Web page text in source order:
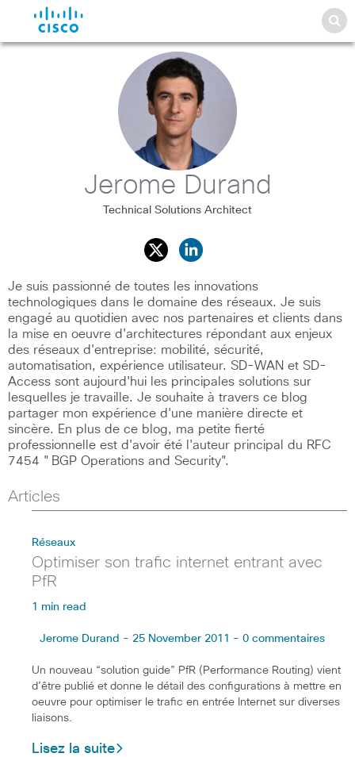
Jerome Durand
Technical Solutions Architect
Je suis passionné de toutes les innovations
technologiques dans le domaine des réseaux. Je suis
engagé au quotidien avec nos partenaires et clients dans
la mise en oeuvre d'architectures répondant aux enjeux
des réseaux d'entreprise: mobilité, sécurité,
automatisation, expérience utilisateur. SD-WAN et SD-
Access sont aujourd'hui les principales solutions sur
lesquelles je travaille. Je souhaite à travers ce blog
partager mon expérience d'une manière directe et
sincère. En plus de ce blog, ma petite fierté
professionnelle est d'avoir été l'auteur principal du RFC
7454 "BGP Operations and Security".
Articles
Réseaux
Optimiser son trafic internet entrant avec
PfR
1 min read
Jerome Durand - 25 November 2011 - 0 commentaires
Un nouveau “solution guide” PfR (Performance Routing) vient
d’être publié et donne le détail des configurations à mettre en
oeuvre pour optimiser le trafic en entrée Internet sur diverses
liaisons.
Lisez la suite